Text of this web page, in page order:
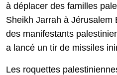
à déplacer des familles
Sheikh Jarrah à Jérusalem
des manifestants
a lancé un tir de missiles
Les roquettes